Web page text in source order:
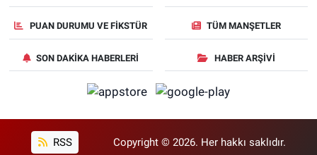
PUAN DURUMU VE FIKSTÜR TÜM MANŞETLER
SON DAKIKA HABERLERI HABER ARŞIVI
RSS Copyright © 2026. Her hakkı saklıdır.